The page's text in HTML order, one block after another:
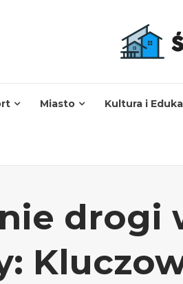
Miasto Kultura i
drogi